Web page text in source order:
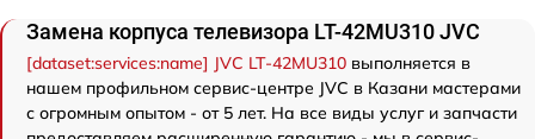
Замена корпуса телевизора LT-42MU310 JVC
[dataset:services:name] JVC LT-42MU310 выполняется в
нашем профильном сервис-центре JVC в Казани мастерами
с огромным опытом - от 5 лет. На все виды услуг и запчасти